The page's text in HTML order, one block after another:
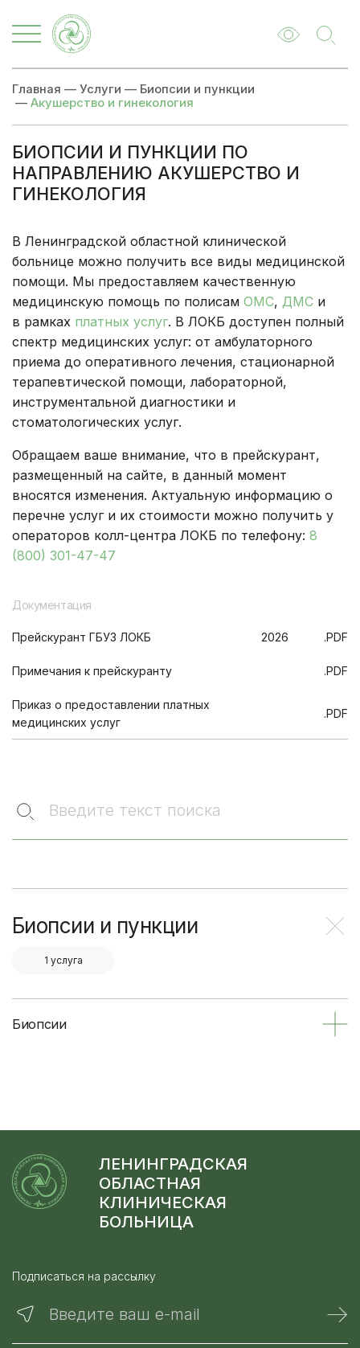
Главная — Услуги — Биопсии и пункции
— Акушерство и гинекология
БИОПСИИ И ПУНКЦИИ ПО
НАПРАВЛЕНИЮ АКУШЕРСТВО И
ГИНЕКОЛОГИЯ
В Ленинградской областной клинической
больнице можно получить все виды медицинской
помощи. Мы предоставляем качественную
медицинскую помощь по полисам ОМС, ДМС и
в рамках платных услуг. В ЛОКБ доступен полный
спектр медицинских услуг: от амбулаторного
приема до оперативного лечения, стационарной
терапевтической помощи, лабораторной,
инструментальной диагностики и
стоматологических услуг.
Обращаем ваше внимание, что в прейскурант,
размещенный на сайте, в данный момент
вносятся изменения. Актуальную информацию о
перечне услуг и их стоимости можно получить у
операторов колл-центра ЛОКБ по телефону: 8
(800) 301-47-47
Документация
Прейскурант ГБУЗ ЛОКБ 2026 .PDF
Примечания к прейскуранту .PDF
Приказ о предоставлении платных
медицинских услуг
.PDF
Введите текст поиска
Биопсии и пункции
1 услуга
Биопсии
ЛЕНИНГРАДСКАЯ
ОБЛАСТНАЯ
КЛИНИЧЕСКАЯ
БОЛЬНИЦА
Подписаться на рассылку
Введите ваш e-mail